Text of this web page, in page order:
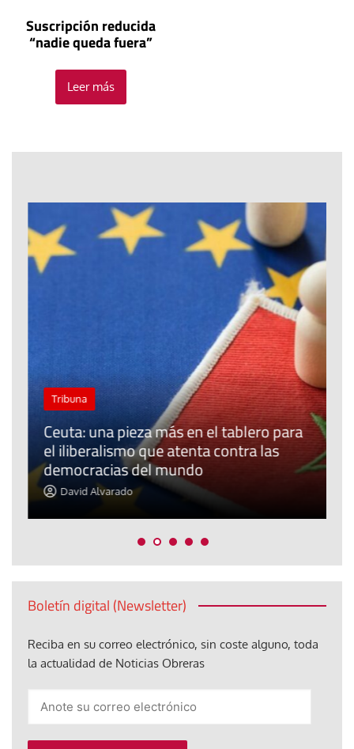
Suscripción reducida
“nadie queda fuera”
Leer más
Tribuna
Ceuta: una pieza más en el tablero para
el iliberalismo que atenta contra las
democracias del mundo
David Alvarado
Boletín digital (Newsletter)
Reciba en su correo electrónico, sin coste alguno, toda
la actualidad de Noticias Obreras